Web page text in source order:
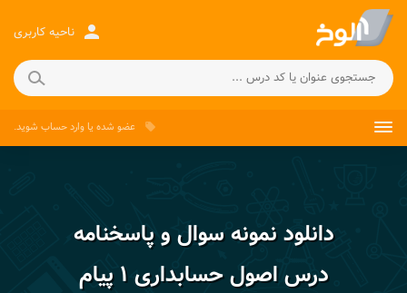
person ناحیه کاربری
local_offer عضو شده یاوارد حساب شوید.
دانلود نمونه سوال و پاسخنامه
درس اصول حسابداری ۱ پیام